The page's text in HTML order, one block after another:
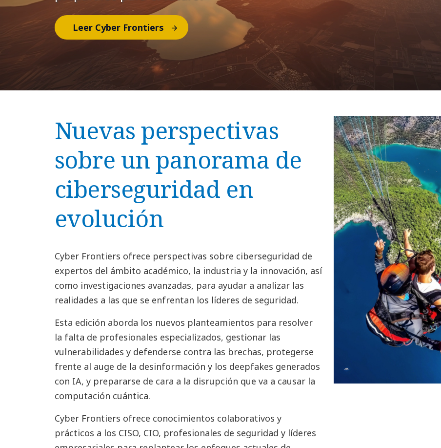
Leer Cyber Frontiers
Nuevas perspectivas
sobre un panorama de
ciberseguridad en
evolución
Cyber Frontiers ofrece perspectivas sobre ciberseguridad de
expertos del ámbito académico, la industria y la innovación, así
como investigaciones avanzadas, para ayudar a analizar las
realidades a las que se enfrentan los líderes de seguridad.
Esta edición aborda los nuevos planteamientos para resolver
la falta de profesionales especializados, gestionar las
vulnerabilidades y defenderse contra las brechas, protegerse
frente al auge de la desinformación y los deepfakes generados
con IA, y prepararse de cara a la disrupción que va a causar la
computación cuántica.
Cyber Frontiers ofrece conocimientos colaborativos y
prácticos a los CISO, CIO, profesionales de seguridad y líderes